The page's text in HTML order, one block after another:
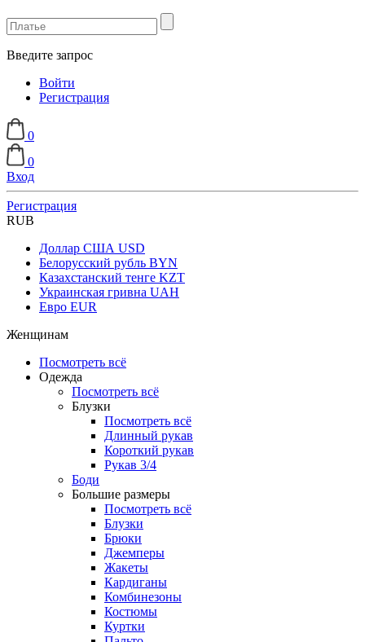
Введите запрос
Войти
Регистрация
0
0
Вход
Регистрация
RUB
Доллар США USD
Белорусский рубль BYN
Казахстанский тенге KZT
Украинская гривна UAH
Евро EUR
Женщинам
Посмотреть всё
Одежда
Посмотреть всё
Блузки
Посмотреть всё
Длинный рукав
Короткий рукав
Рукав 3/4
Боди
Большие размеры
Посмотреть всё
Блузки
Брюки
Джемперы
Жакеты
Кардиганы
Комбинезоны
Костюмы
Куртки